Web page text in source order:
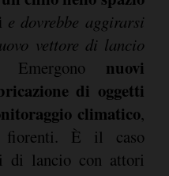
e dovrebbe aggirarsi
vettore di lancio
Emergono nuovi
di oggetti
climatico,
fiorenti. È il caso
di lancio con attori